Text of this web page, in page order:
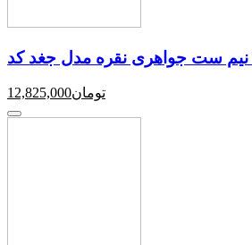
12,825,000تومان